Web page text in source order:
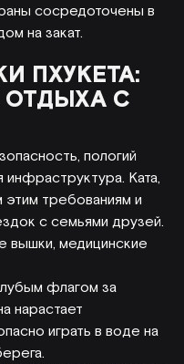
сосредоточены в
на закат.
ПХУКЕТА:
С
пологий
инфраструктура. Ката,
требованиям и
с семьями друзей.
вышки, медицинские
флагом за
нарастает
играть в воде на